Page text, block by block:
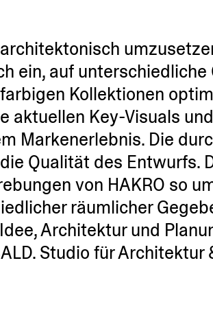
ein, auf
Kollek­tionen
aktuellen Key-Visuals
Marken­er­lebnis. Die
Qualität des Entwurfs.
von HAKRO so
räumlicher
Archi­tektur und
Studio für